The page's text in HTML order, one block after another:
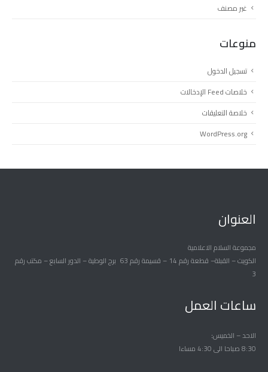
غير مصنف
منوعات
تسجيل الدخول
خلاصات Feed الإدخالات
خلاصة التعليقات
WordPress.org
العنوان
مجموعة السلام الاعلامية
الكويت – القبلة– قطعة رقم 14 – قسيمة رقم 63 برج الوطية – الدور السابع – مكتب رقم
3
ساعات العمل
الاحد – الخميس
8:30 صباحا الى 4:30 مساءا